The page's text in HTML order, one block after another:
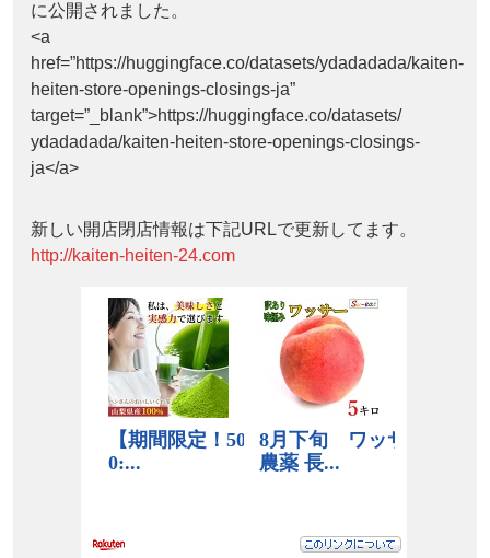
に公開されました。
<a
href=”https://huggingface.co/datasets/ydadadada/kaiten-
heiten-store-openings-closings-ja”
target=”_blank”>https://huggingface.co/datasets/
ydadadada/kaiten-heiten-store-openings-closings-
ja</a>
新しい開店閉店情報は下記URLで更新してます。
http://kaiten-heiten-24.com